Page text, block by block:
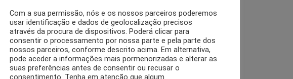
Com a sua permissão, nós e os nossos parceiros poderemos
usar identificação e dados de geolocalização precisos
através da procura de dispositivos. Poderá clicar para
consentir o processamento por nossa parte e pela parte dos
nossos parceiros, conforme descrito acima. Em alternativa,
pode aceder a informações mais pormenorizadas e alterar as
suas preferências antes de consentir ou recusar o
consentimento. Tenha em atenção que algum